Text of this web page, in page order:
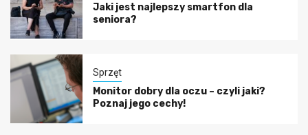
Jaki jest najlepszy smartfon dla
seniora?
Sprzęt
Monitor dobry dla oczu – czyli jaki?
Poznaj jego cechy!